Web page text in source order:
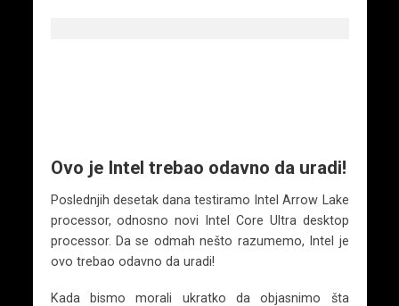
Ovo je Intel trebao odavno da uradi!
Poslednjih desetak dana testiramo Intel Arrow Lake
processor, odnosno novi Intel Core Ultra desktop
processor. Da se odmah nešto razumemo, Intel je
ovo trebao odavno da uradi!
Kada bismo morali ukratko da objasnimo šta